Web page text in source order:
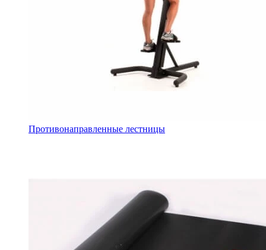
Противонаправленные лестницы